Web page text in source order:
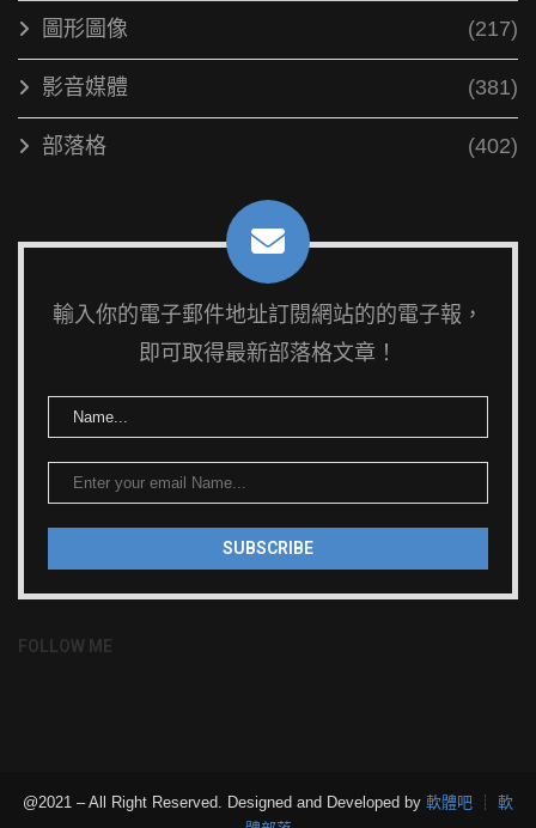
圖形圖像 (217)
影音媒體 (381)
部落格 (402)
輸入你的電子郵件地址訂閱網站的的電子報，
即可取得最新部落格文章！
FOLLOW ME
@2021 – All Right Reserved. Designed and Developed by 軟體吧 ┊ 軟